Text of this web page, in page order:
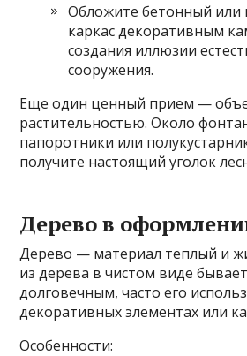
Обложите бетонный или
каркас декоративным
создания иллюзии
сооружения.
Еще один ценный прием —
растительностью. Около
папоротники или
получите настоящий уголок
Дерево в
Дерево — материал теплый и
из дерева в чистом виде
долговечным, часто его
декоративных элементах или
Особенности: